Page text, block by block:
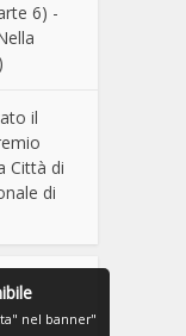
6) -
il
Città di
di
nel banner"